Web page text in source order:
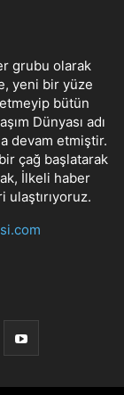
grubu olarak
yeni bir yüze
bütün
Dünyası adı
devam etmiştir.
çağ başlatarak
İlkeli haber
ulaştırıyoruz.